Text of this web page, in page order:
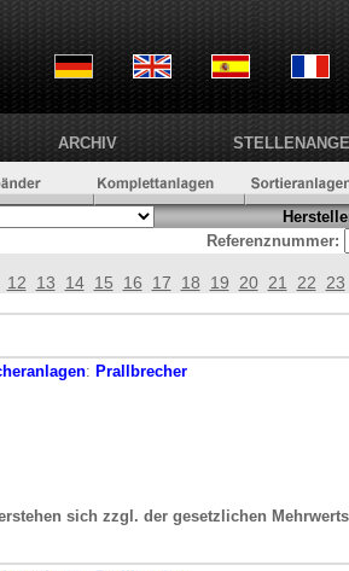
ARCHIV
Referenznummer:
12 13 14 15 16 17 18 19 20 21 22 23
: Prallbrecher
sich zzgl. der gesetzlichen